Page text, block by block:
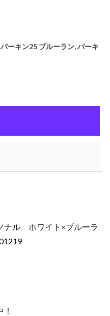
バーキン25 ブルーラン,バーキ
ナル ホワイト×ブルーラ